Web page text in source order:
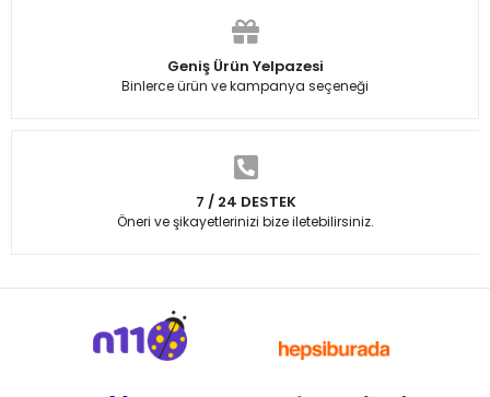
Geniş Ürün Yelpazesi
Binlerce ürün ve kampanya seçeneği
7 / 24 DESTEK
Öneri ve şikayetlerinizi bize iletebilirsiniz.